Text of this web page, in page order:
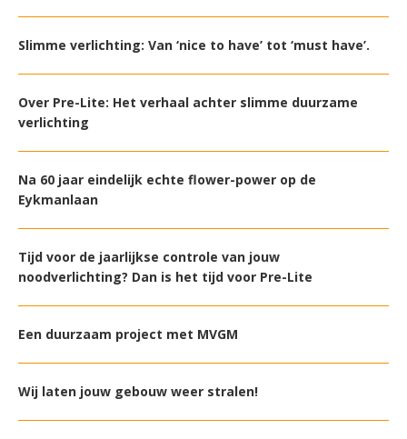
Slimme verlichting: Van ‘nice to have’ tot ‘must have’.
Over Pre-Lite: Het verhaal achter slimme duurzame
verlichting
Na 60 jaar eindelijk echte flower-power op de
Eykmanlaan
Tijd voor de jaarlijkse controle van jouw
noodverlichting? Dan is het tijd voor Pre-Lite
Een duurzaam project met MVGM
Wij laten jouw gebouw weer stralen!